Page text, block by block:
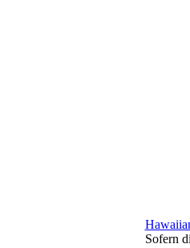
Sofern